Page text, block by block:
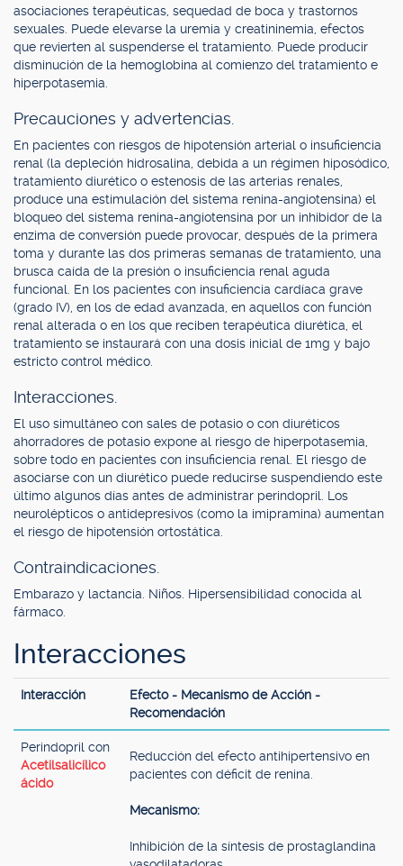
asociaciones terapéuticas, sequedad de boca y trastornos
sexuales. Puede elevarse la uremia y creatininemia, efectos
que revierten al suspenderse el tratamiento. Puede producir
disminución de la hemoglobina al comienzo del tratamiento e
hiperpotasemia.
Precauciones y advertencias.
En pacientes con riesgos de hipotensión arterial o insuficiencia
renal (la depleción hidrosalina, debida a un régimen hiposódico,
tratamiento diurético o estenosis de las arterias renales,
produce una estimulación del sistema renina-angiotensina) el
bloqueo del sistema renina-angiotensina por un inhibidor de la
enzima de conversión puede provocar, después de la primera
toma y durante las dos primeras semanas de tratamiento, una
brusca caída de la presión o insuficiencia renal aguda
funcional. En los pacientes con insuficiencia cardíaca grave
(grado IV), en los de edad avanzada, en aquellos con función
renal alterada o en los que reciben terapéutica diurética, el
tratamiento se instaurará con una dosis inicial de 1mg y bajo
estricto control médico.
Interacciones.
El uso simultáneo con sales de potasio o con diuréticos
ahorradores de potasio expone al riesgo de hiperpotasemia,
sobre todo en pacientes con insuficiencia renal. El riesgo de
asociarse con un diurético puede reducirse suspendiendo este
último algunos días antes de administrar perindopril. Los
neurolépticos o antidepresivos (como la imipramina) aumentan
el riesgo de hipotensión ortostática.
Contraindicaciones.
Embarazo y lactancia. Niños. Hipersensibilidad conocida al
fármaco.
Interacciones
Interacción
Efecto - Mecanismo de Acción -
Recomendación
Perindopril con
Acetilsalicílico
ácido
Reducción del efecto antihipertensivo en
pacientes con déficit de renina.
Mecanismo:
Inhibición de la síntesis de prostaglandina